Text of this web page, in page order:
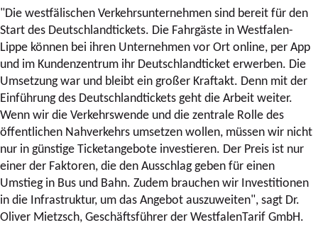
"Die westfälischen Verkehrsunternehmen sind bereit für den
Start des Deutschlandtickets. Die Fahrgäste in Westfalen-
Lippe können bei ihren Unternehmen vor Ort online, per App
und im Kundenzentrum ihr Deutschlandticket erwerben. Die
Umsetzung war und bleibt ein großer Kraftakt. Denn mit der
Einführung des Deutschlandtickets geht die Arbeit weiter.
Wenn wir die Verkehrswende und die zentrale Rolle des
öffentlichen Nahverkehrs umsetzen wollen, müssen wir nicht
nur in günstige Ticketangebote investieren. Der Preis ist nur
einer der Faktoren, die den Ausschlag geben für einen
Umstieg in Bus und Bahn. Zudem brauchen wir Investitionen
in die Infrastruktur, um das Angebot auszuweiten", sagt Dr.
Oliver Mietzsch, Geschäftsführer der WestfalenTarif GmbH.